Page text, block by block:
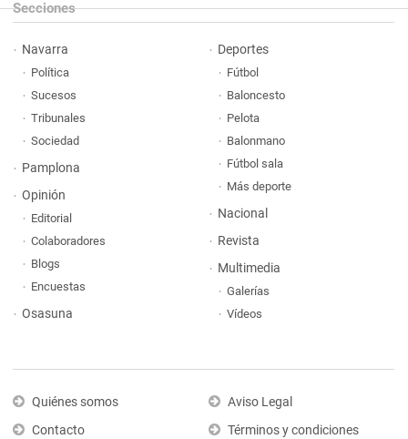
Secciones
Navarra
Política
Sucesos
Tribunales
Sociedad
Pamplona
Opinión
Editorial
Colaboradores
Blogs
Encuestas
Osasuna
Deportes
Fútbol
Baloncesto
Pelota
Balonmano
Fútbol sala
Más deporte
Nacional
Revista
Multimedia
Galerías
Vídeos
Quiénes somos
Contacto
Aviso Legal
Términos y condiciones